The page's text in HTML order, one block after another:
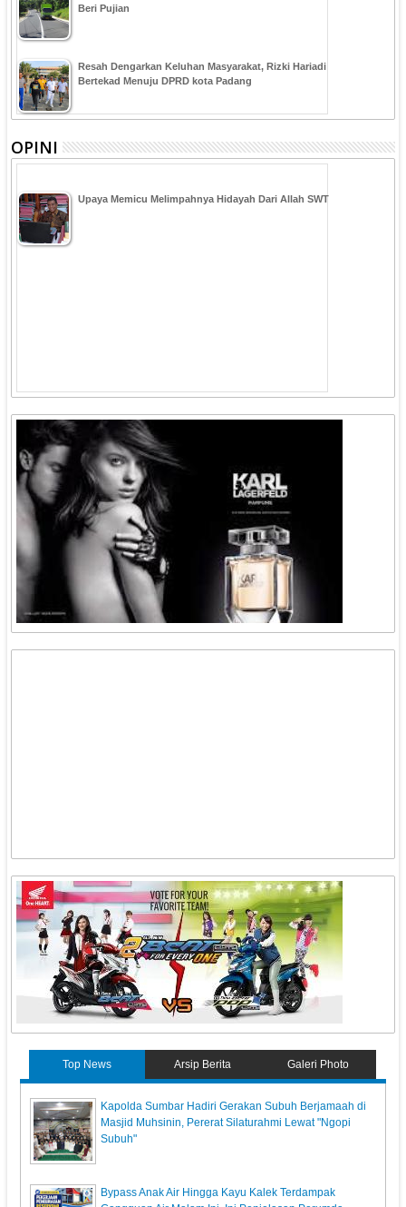
Beri Pujian
Resah Dengarkan Keluhan Masyarakat, Rizki Hariadi
Bertekad Menuju DPRD kota Padang
OPINI
Upaya Memicu Melimpahnya Hidayah Dari Allah SWT
Top News Arsip Berita Galeri Photo
Kapolda Sumbar Hadiri Gerakan Subuh Berjamaah di
Masjid Muhsinin, Pererat Silaturahmi Lewat "Ngopi
Subuh"
Bypass Anak Air Hingga Kayu Kalek Terdampak